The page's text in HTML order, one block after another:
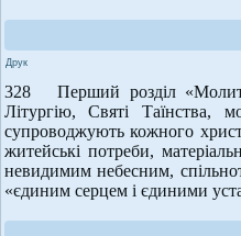
Друк
328 Перший розділ
Літургію, Святі Таїнства,
супроводжують кожного
житейські потреби,
невидимим небесним,
«єдиним серцем і єдиними